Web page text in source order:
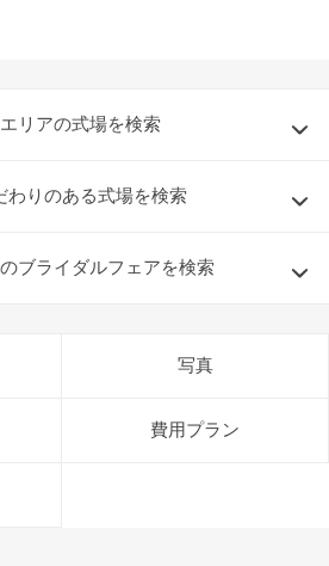
リアの式場を検索
わりのある式場を検索
ブライダルフェアを検索
写真
費用プラン